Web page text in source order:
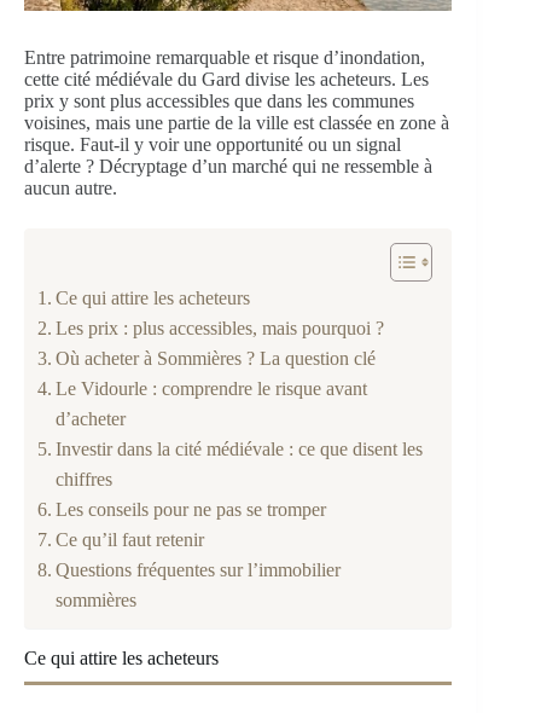
Entre patrimoine remarquable et risque d’inondation,
cette cité médiévale du Gard divise les acheteurs. Les
prix y sont plus accessibles que dans les communes
voisines, mais une partie de la ville est classée en zone à
risque. Faut-il y voir une opportunité ou un signal
d’alerte ? Décryptage d’un marché qui ne ressemble à
aucun autre.
Ce qui attire les acheteurs
Les prix : plus accessibles, mais pourquoi ?
Où acheter à Sommières ? La question clé
Le Vidourle : comprendre le risque avant
d’acheter
Investir dans la cité médiévale : ce que disent les
chiffres
Les conseils pour ne pas se tromper
Ce qu’il faut retenir
Questions fréquentes sur l’immobilier
sommières
Ce qui attire les acheteurs